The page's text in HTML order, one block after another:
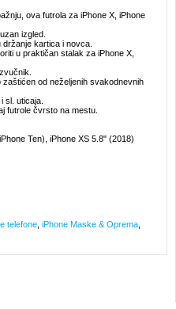
ova futrola za iPhone X, iPhone
izgled.
kartica i novca.
u praktičan stalak za iPhone X,
zaštićen od neželjenih svakodnevnih
sl. uticaja.
futrole čvrsto na mestu.
Ten), iPhone XS 5.8" (2018)
telefone iPhone Maske & Oprema